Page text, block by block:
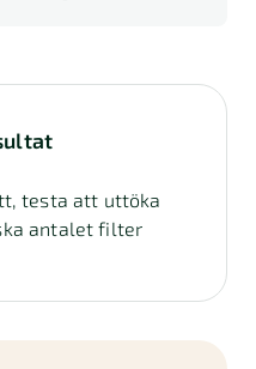
testa att uttöka
antalet filter